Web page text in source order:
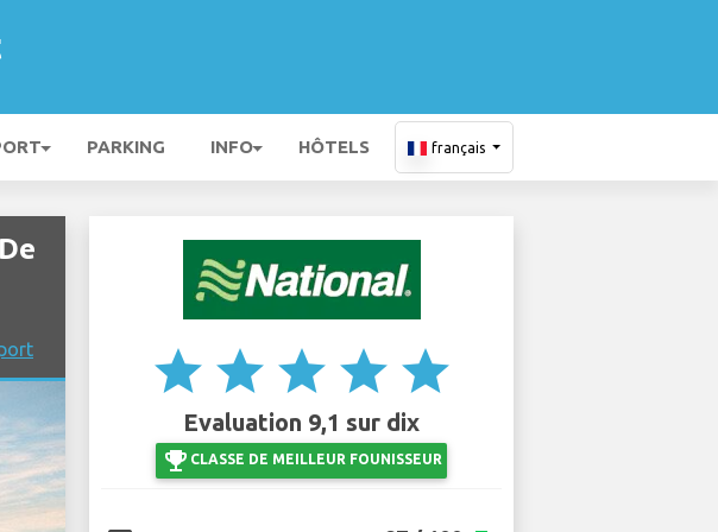
PARKING INFO HÔTELS français
star star star star star
Evaluation 9,1 sur dix
emoji_events CLASSE DE MEILLEUR FOUNISSEUR